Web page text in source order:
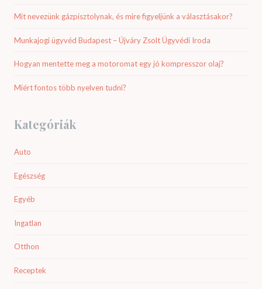
Mit nevezünk gázpisztolynak, és mire figyeljünk a választásakor?
Munkajogi ügyvéd Budapest – Újváry Zsolt Ügyvédi Iroda
Hogyan mentette meg a motoromat egy jó kompresszor olaj?
Miért fontos több nyelven tudni?
Kategóriák
Auto
Egészség
Egyéb
Ingatlan
Otthon
Receptek